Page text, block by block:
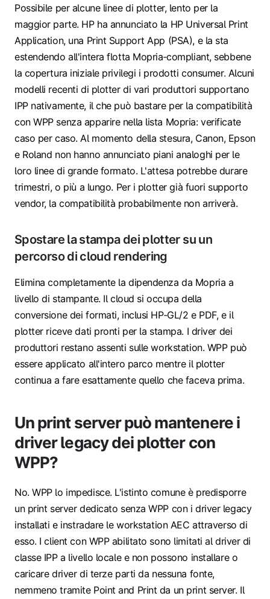
Possibile per alcune linee di plotter, lento per la
maggior parte. HP ha annunciato la HP Universal Print
Application, una Print Support App (PSA), e la sta
estendendo all'intera flotta Mopria‑compliant, sebbene
la copertura iniziale privilegi i prodotti consumer. Alcuni
modelli recenti di plotter di vari produttori supportano
IPP nativamente, il che può bastare per la compatibilità
con WPP senza apparire nella lista Mopria: verificate
caso per caso. Al momento della stesura, Canon, Epson
e Roland non hanno annunciato piani analoghi per le
loro linee di grande formato. L'attesa potrebbe durare
trimestri, o più a lungo. Per i plotter già fuori supporto
vendor, la compatibilità probabilmente non arriverà.
Spostare la stampa dei plotter su un
percorso di cloud rendering
Elimina completamente la dipendenza da Mopria a
livello di stampante. Il cloud si occupa della
conversione dei formati, inclusi HP‑GL/2 e PDF, e il
plotter riceve dati pronti per la stampa. I driver dei
produttori restano assenti sulle workstation. WPP può
essere applicato all'intero parco mentre il plotter
continua a fare esattamente quello che faceva prima.
Un print server può mantenere i
driver legacy dei plotter con
WPP?
No. WPP lo impedisce. L'istinto comune è predisporre
un print server dedicato senza WPP con i driver legacy
installati e instradare le workstation AEC attraverso di
esso. I client con WPP abilitato sono limitati al driver di
classe IPP a livello locale e non possono installare o
caricare driver di terze parti da nessuna fonte,
nemmeno tramite Point and Print da un print server. Il